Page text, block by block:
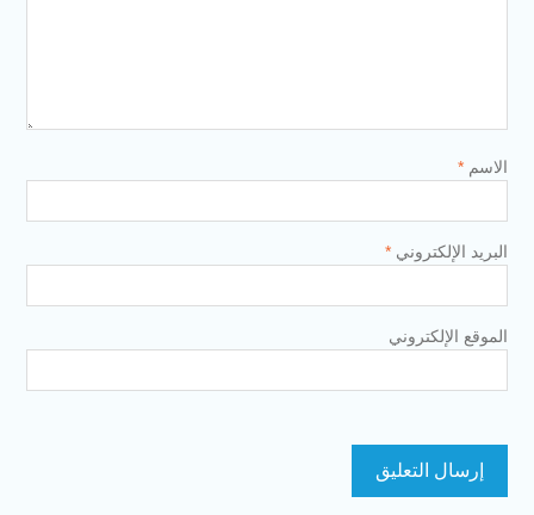
الاسم *
البريد الإلكتروني *
الموقع الإلكتروني